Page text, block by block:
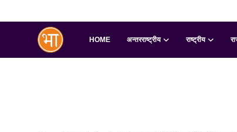
HOME अन्तरराष्ट्रीय राष्ट्रीय